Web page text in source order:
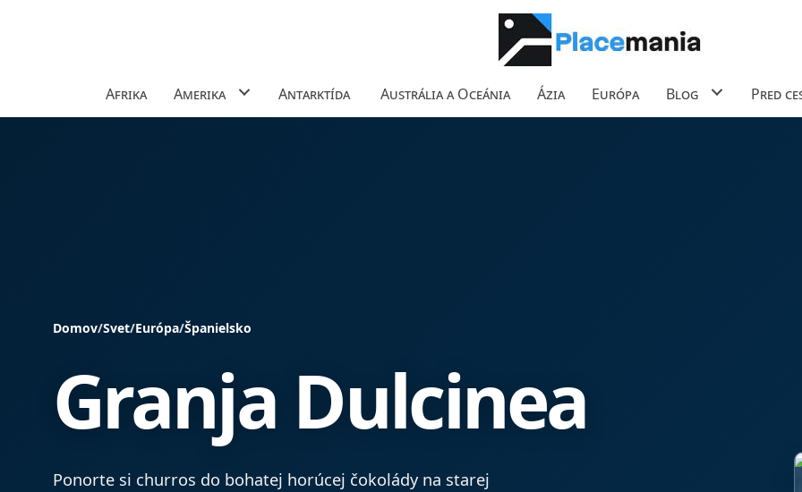
Afrika Amerika Antarktída Austrália a Oceánia Ázia Európa Blog Pred
Domov/Svet/Európa/Španielsko
Granja Dulcinea
Ponorte si churros do bohatej horúcej čokolády na starej